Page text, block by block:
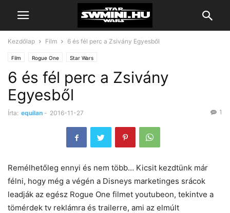
Kezdőlap Film 6 és fél perc a Zsivány Egyesből
Film Rogue One Star Wars
6 és fél perc a Zsivány
Egyesből
Írta: equilan - 2016-11-27 1
Remélhetőleg ennyi és nem több… Kicsit kezdtünk már
félni, hogy még a végén a Disneys marketinges srácok
leadják az egész Rogue One filmet youtubeon, tekintve a
tömérdek tv reklámra és trailerre, ami az elmúlt